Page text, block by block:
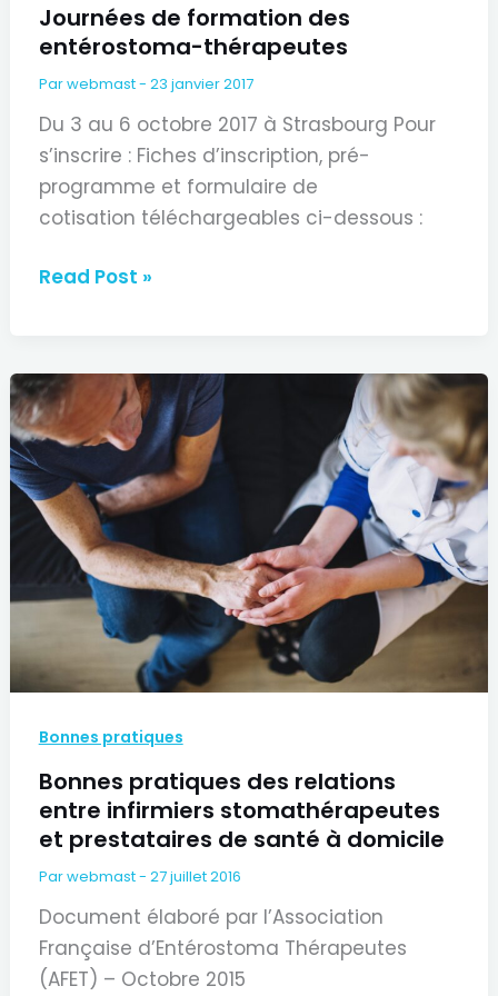
Journées de formation des
entérostoma-thérapeutes
Parwebmast- 23 janvier 2017
Du 3 au 6 octobre 2017 à Strasbourg Pour
s’inscrire : Fiches d’inscription, pré-
programme et formulaire de
cotisation téléchargeables ci-dessous :
Journées
des
entérostoma-
thérapeutes
Read Post »
Bonnes pratiques
Bonnes pratiques des relations
entre infirmiers stomathérapeutes
et prestataires de santé à domicile
Parwebmast- 27 juillet 2016
Document élaboré par l’Association
Française d’Entérostoma Thérapeutes
(AFET) – Octobre 2015